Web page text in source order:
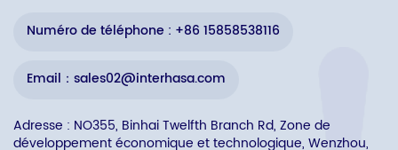
Numéro de téléphone : +86 15858538116
Email：sales02@interhasa.com
Adresse : NO355, Binhai Twelfth Branch Rd, Zone de
développement économique et technologique, Wenzhou,